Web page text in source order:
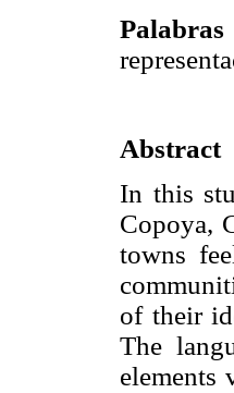
Abstract
In this
Copoya,
towns
of their
The
elements